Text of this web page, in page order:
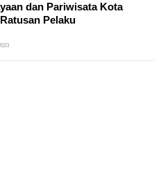
dan Pariwisata Kota
Pelaku